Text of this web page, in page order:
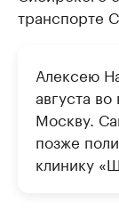
транспорте
Алексею
августа
Москву.
позже
клинику